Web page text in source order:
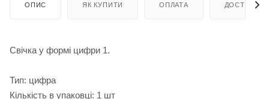
ОПИС ЯК КУПИТИ ОПЛАТА ДОСТАВКА
Свічка у формі цифри 1.
Тип: цифра
Кількість в упаковці: 1 шт